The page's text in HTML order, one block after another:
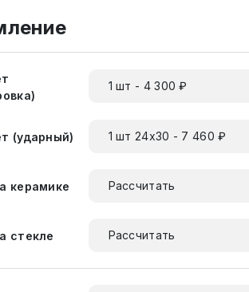
1 шт - 4 300 ₽
(ударный) 1 шт 24х30 - 7 460 ₽
керамике Рассчитать
стекле Рассчитать